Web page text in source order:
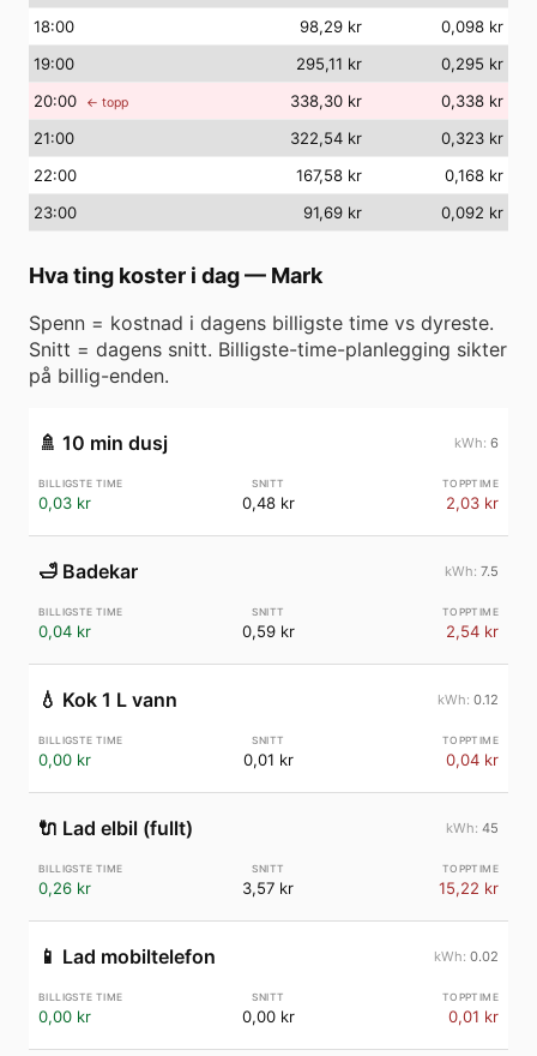
18:00 98,29 kr
0,098 kr
19:00 295,11 kr
0,295 kr
20:00 ← topp 338,30 kr
0,338 kr
21:00 322,54 kr
0,323 kr
22:00 167,58 kr
0,168 kr
23:00 91,69 kr 0,092 kr
Hva ting koster i dag— Mark
Spenn = kostnad i dagens billigste time vs dyreste.
Snitt = dagens snitt. Billigste-time-planlegging sikter
på billig-enden.
🚿 10 min dusj 6
0,03 kr 0,48 kr 2,03 kr
🛁 Badekar 7.5
0,04 kr 0,59 kr 2,54 kr
💧 Kok 1 L vann 0.12
0,00 kr 0,01 kr 0,04 kr
🔌 Lad elbil (fullt) 45
0,26 kr 3,57 kr 15,22 kr
📱 Lad mobiltelefon 0.02
0,00 kr 0,00 kr 0,01 kr